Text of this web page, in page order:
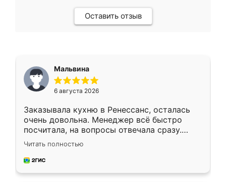
Оставить отзыв
Мальвина
6 августа 2026
Заказывала кухню в Ренессанс, осталась
очень довольна. Менеджер всё быстро
посчитала, на вопросы отвечала сразу.
Замерщик приехал в субботу, подошёл к
делу со всей ответственностью. Собрали
за день, ребята работали аккуратно, даже
Читать полностью